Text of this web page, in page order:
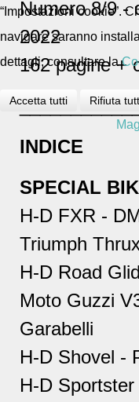
Numero 8/9 -
2022
162 pagine +
INDICE
SPECIAL
H-D FXR -
Triumph
H-D Road
Moto Guzzi
Garabelli
H-D Shovel -
H-D
“Impostazioni cookie”.
navigare saranno
dettagli, consultare la
Accetta tutti Rifiuta